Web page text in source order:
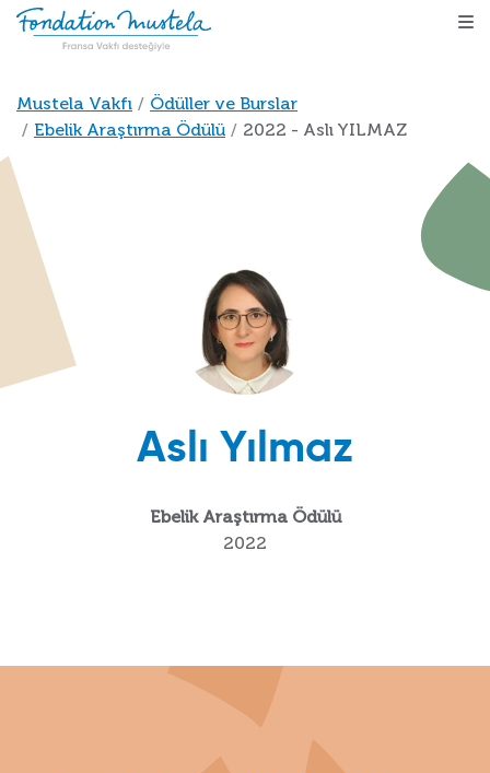
Ana içeriğe atla
Sayfa yolu
Mustela Vakfı
Ödüller ve Burslar
Ebelik Araştırma Ödülü
2022 - Aslı YILMAZ
Aslı Yılmaz
Ebelik Araştırma Ödülü
2022